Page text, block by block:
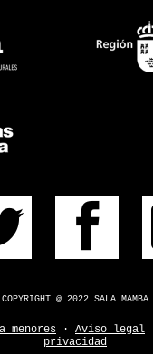
COPYRIGHT @ 2022 SALA MAMBA
menores · Aviso legal
privacidad